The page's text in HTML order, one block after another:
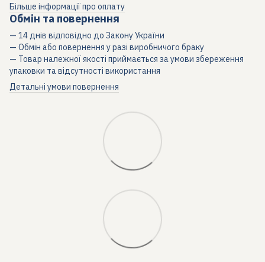
Більше інформації про оплату
Обмін та повернення
— 14 днів відповідно до Закону України
— Обмін або повернення у разі виробничого браку
— Товар належної якості приймається за умови збереження
упаковки та відсутності використання
Детальні умови повернення